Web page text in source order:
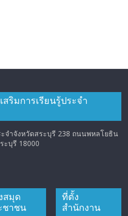
ริมการเรียนรู้ประจำ
จำจังหวัดสระบุรี 238 ถนนพหลโยธิน
ะบุรี 18000
สมุด
ชาชน
ที่ตั้ง
สำนักงาน